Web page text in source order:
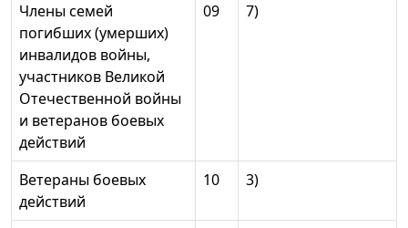
Члены семей
погибших (умерших)
инвалидов войны,
участников Великой
Отечественной войны
и ветеранов боевых
действий
09 7)
Ветераны боевых
действий
10 3)